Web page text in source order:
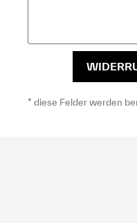
* diese Felder werden